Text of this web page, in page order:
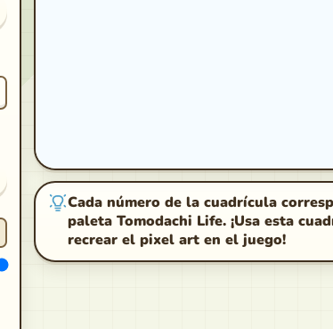
Cada número de la cuadrícula
paleta Tomodachi Life. ¡Usa esta
recrear el pixel art en el juego!